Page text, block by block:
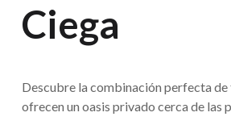
Ciega
Descubre la combinación perfecta
ofrecen un oasis privado cerca de las